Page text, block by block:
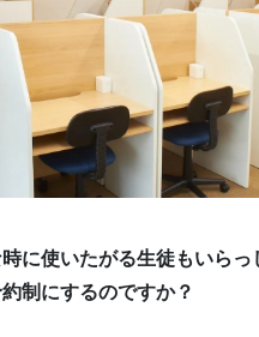
に使いたがる生徒もいらっ
制にするのですか？